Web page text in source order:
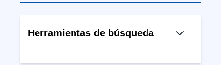
Herramientas de búsqueda